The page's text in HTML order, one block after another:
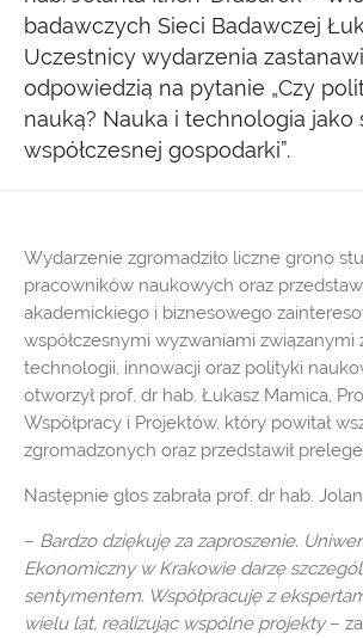
badawczych Sieci Badawczej
Uczestnicy wydarzenia
odpowiedzią na pytanie „Czy
nauką? Nauka i technologia jako
współczesnej gospodarki”.
Wydarzenie zgromadziło liczne grono
pracowników naukowych oraz
akademickiego i biznesowego
współczesnymi wyzwaniami związanymi
technologii, innowacji oraz polityki
otworzył prof. dr hab. Łukasz Mamica,
Współpracy i Projektów, który powitał
zgromadzonych oraz przedstawił
Następnie głos zabrała prof. dr hab.
– Bardzo dziękuję za zaproszenie.
Ekonomiczny w Krakowie darzę
sentymentem. Współpracuję z
wielu lat, realizując wspólne projekty–